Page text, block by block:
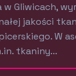
w Gliwicach,
jakości
W
tkaniny...